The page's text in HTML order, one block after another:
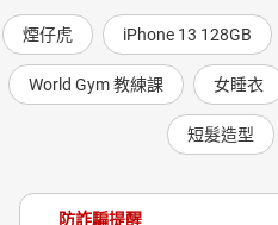
煙仔虎 iPhone 13 128GB
World Gym 教練課 女睡衣
短髮造型
防詐騙提醒